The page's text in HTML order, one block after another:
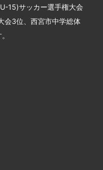
15)サッカー選手権大会
会3位、西宮市中学総体